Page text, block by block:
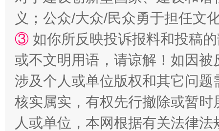
“蜀中异人”王建安的艺术幻境
义；公众/大众/民众勇于担任文
③ 如你所反映投诉报料和投稿
或不文明用语，请谅解！如因
涉及个人或单位版权和其它问题
核实属实，有权先行撤除或暂
人或单位，本网根据有关法律